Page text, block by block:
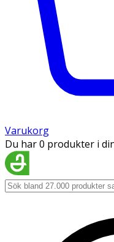
Varukorg
Du har 0 produkter i